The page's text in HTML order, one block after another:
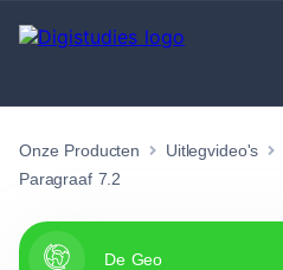
Exacte
vakken
vakken.
Taalvakken
vakken.
Onze Producten Uitlegvideo's
Paragraaf 7.2
De Geo